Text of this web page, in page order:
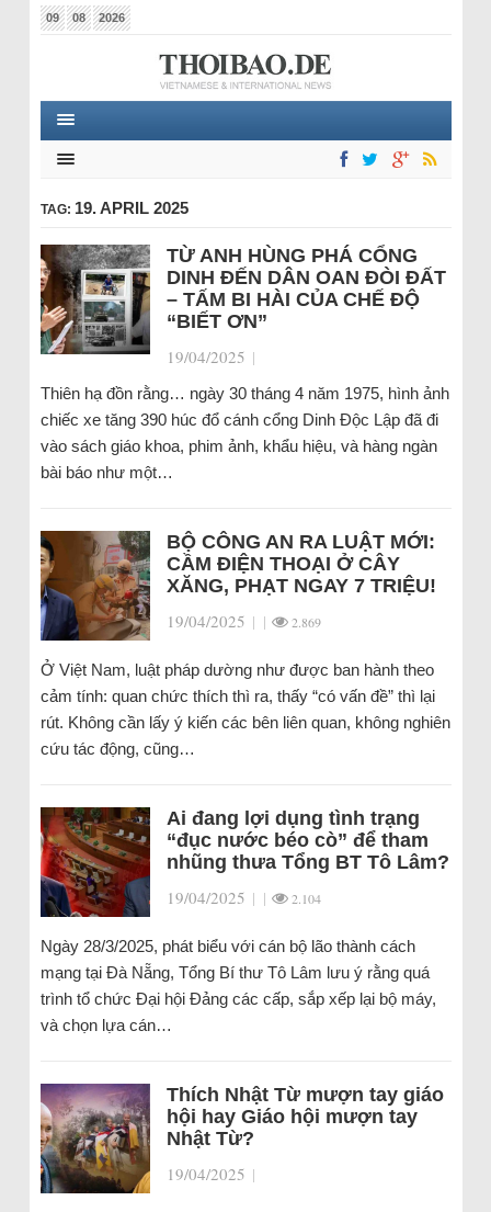
09 08 2026
TAG: 19. APRIL 2025
TỪ ANH HÙNG PHÁ CỔNG
DINH ĐẾN DÂN OAN ĐÒI ĐẤT
– TẤM BI HÀI CỦA CHẾ ĐỘ
“BIẾT ƠN”
19/04/2025 |
Thiên hạ đồn rằng… ngày 30 tháng 4 năm 1975, hình ảnh
chiếc xe tăng 390 húc đổ cánh cổng Dinh Độc Lập đã đi
vào sách giáo khoa, phim ảnh, khẩu hiệu, và hàng ngàn
bài báo như một…
BỘ CÔNG AN RA LUẬT MỚI:
CẦM ĐIỆN THOẠI Ở CÂY
XĂNG, PHẠT NGAY 7 TRIỆU!
19/04/2025 | | 2.869
Ở Việt Nam, luật pháp dường như được ban hành theo
cảm tính: quan chức thích thì ra, thấy “có vấn đề” thì lại
rút. Không cần lấy ý kiến các bên liên quan, không nghiên
cứu tác động, cũng…
Ai đang lợi dụng tình trạng
“đục nước béo cò” để tham
nhũng thưa Tổng BT Tô Lâm?
19/04/2025 | | 2.104
Ngày 28/3/2025, phát biểu với cán bộ lão thành cách
mạng tại Đà Nẵng, Tổng Bí thư Tô Lâm lưu ý rằng quá
trình tổ chức Đại hội Đảng các cấp, sắp xếp lại bộ máy,
và chọn lựa cán…
Thích Nhật Từ mượn tay giáo
hội hay Giáo hội mượn tay
Nhật Từ?
19/04/2025 |